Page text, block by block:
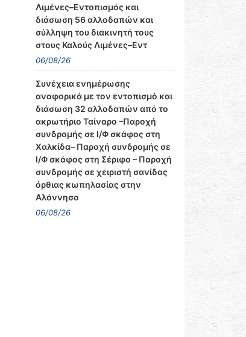
Λιμένες–Εντοπισμός και
διάσωση 56 αλλοδαπών και
σύλληψη του διακινητή τους
στους Καλούς Λιμένες–Εντ
06/08/26
Συνέχεια ενημέρωσης
αναφορικά με τον εντοπισμό και
διάσωση 32 αλλοδαπών από το
ακρωτήριο Ταίναρο –Παροχή
συνδρομής σε Ι/Φ σκάφος στη
Χαλκίδα– Παροχή συνδρομής σε
Ι/Φ σκάφος στη Σέριφο – Παροχή
συνδρομής σε χειριστή σανίδας
όρθιας κωπηλασίας στην
Αλόννησο
06/08/26